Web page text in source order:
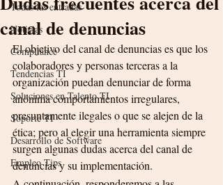
Todas las entradas
Noticias
Compliance
Tendencias TI
Soluciones en Talento TI
Soporte TI
Desarrollo de Software
Empleo Tips
canal de denuncias
El objetivo del canal de denuncias es que los
colaboradores y personas terceras a la
organización puedan denunciar de forma
anónima comportamientos irregulares,
presuntamente ilegales o que se alejen de la
ética; pero al elegir una herramienta siempre
surgen algunas dudas acerca del canal de
denuncias y su implementación.